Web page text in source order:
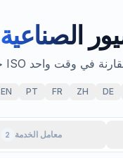
الصناعية
EN PT FR ZH DE
2 معامل الخدمة